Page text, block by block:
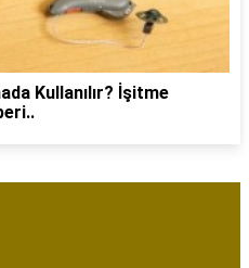
Kullanılır? İşitme